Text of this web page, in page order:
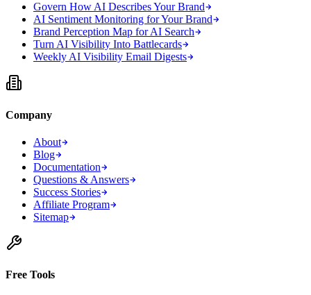
Govern How AI Describes Your Brand
AI Sentiment Monitoring for Your Brand
Brand Perception Map for AI Search
Turn AI Visibility Into Battlecards
Weekly AI Visibility Email Digests
Company
About
Blog
Documentation
Questions & Answers
Success Stories
Affiliate Program
Sitemap
Free Tools